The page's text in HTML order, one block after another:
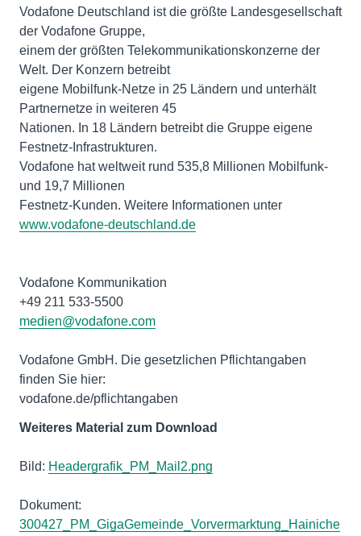
Vodafone Deutschland ist die größte Landesgesellschaft
der Vodafone Gruppe,
einem der größten Telekommunikationskonzerne der
Welt. Der Konzern betreibt
eigene Mobilfunk-Netze in 25 Ländern und unterhält
Partnernetze in weiteren 45
Nationen. In 18 Ländern betreibt die Gruppe eigene
Festnetz-Infrastrukturen.
Vodafone hat weltweit rund 535,8 Millionen Mobilfunk-
und 19,7 Millionen
Festnetz-Kunden. Weitere Informationen unter
www.vodafone-deutschland.de
Vodafone Kommunikation
medien@vodafone.com
Vodafone GmbH. Die gesetzlichen Pflichtangaben
finden Sie hier:
vodafone.de/pflichtangaben
Weiteres Material zum Download
Bild: Headergrafik_PM_Mail2.png
Dokument:
300427_PM_GigaGemeinde_Vorvermarktung_Hainiche